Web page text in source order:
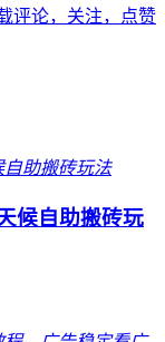
评论，关注，点赞
候自助搬砖玩